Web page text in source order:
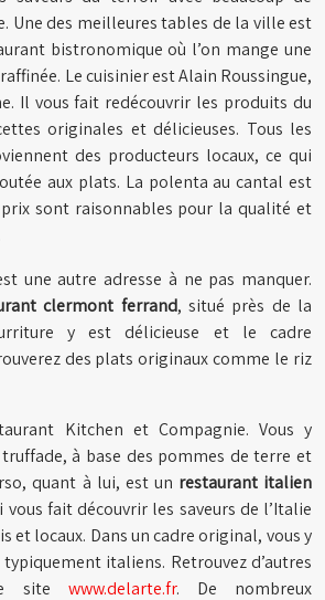
Une des meilleures tables de la ville est
bistronomique où l’on mange une
Le cuisinier est Alain Roussingue,
Il vous fait redécouvrir les produits du
originales et délicieuses. Tous les
des producteurs locaux, ce qui
aux plats. La polenta au cantal est
sont raisonnables pour la qualité et
une autre adresse à ne pas manquer.
clermont ferrand, situé près de la
y est délicieuse et le cadre
des plats originaux comme le riz
Kitchen et Compagnie. Vous y
à base des pommes de terre et
quant à lui, est un restaurant italien
vous fait découvrir les saveurs de l’Italie
et locaux. Dans un cadre original, vous y
italiens. Retrouvez d’autres
site www.delarte.fr. De nombreux